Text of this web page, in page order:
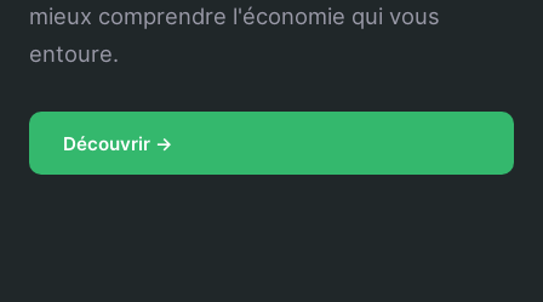
mieux comprendre l'économie qui vous
entoure.
Découvrir →